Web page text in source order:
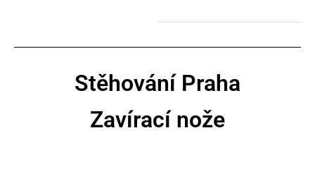
Stěhování Praha
Zavírací nože